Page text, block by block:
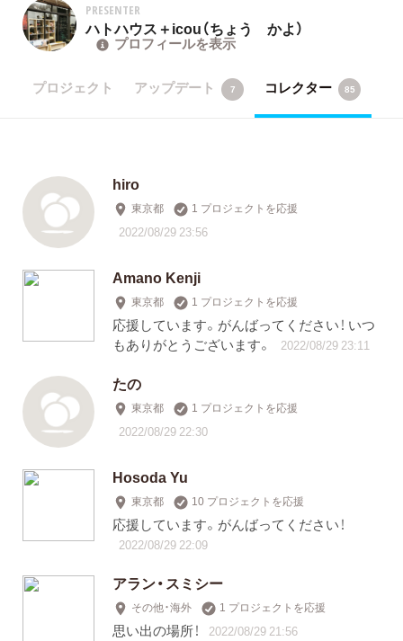
PRESENTER
ハトハウス＋icou（ちょう かよ）
プロフィールを表示
プロジェクト アップデート 7 コレクター 85
hiro
東京都 1 プロジェクトを応援
2022/08/29 23:56
Amano Kenji
東京都 1 プロジェクトを応援
応援しています。がんばってください！ いつ
もありがとうございます。
2022/08/29 23:11
たの
東京都 1 プロジェクトを応援
2022/08/29 22:30
Hosoda Yu
東京都 10 プロジェクトを応援
応援しています。がんばってください！
2022/08/29 22:09
アラン・スミシー
その他・海外 1 プロジェクトを応援
思い出の場所！ 2022/08/29 21:56